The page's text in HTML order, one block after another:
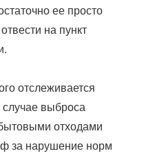
ее просто
на пункт
отслеживается
выброса
отходами
за нарушение норм